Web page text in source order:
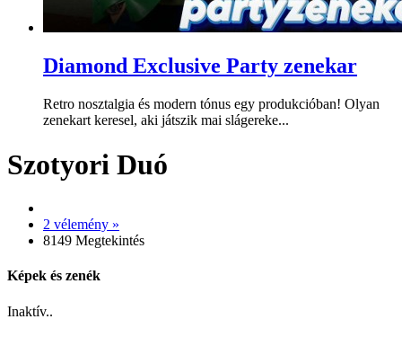
Diamond Exclusive Party zenekar
Retro nosztalgia és modern tónus egy produkcióban! Olyan
zenekart keresel, aki játszik mai slágereke...
Szotyori Duó
2 vélemény »
8149 Megtekintés
Képek és zenék
Inaktív..